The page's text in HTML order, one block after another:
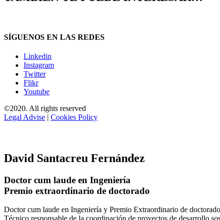
SÍGUENOS EN LAS REDES
Linkedin
Instagram
Twitter
Flikr
Youtube
©2020. All rights reserved
Legal Advise | Cookies Policy
David Santacreu Fernández
Doctor cum laude en Ingeniería
Premio extraordinario de doctorado
Doctor cum laude en Ingeniería y Premio Extraordinario de